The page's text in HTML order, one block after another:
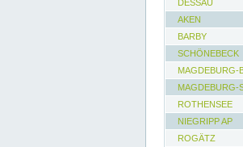
DESSAU
AKEN
BARBY
SCHÖNEBECK
MAGDEBURG-
MAGDEBURG-
ROTHENSEE
NIEGRIPP AP
ROGÄTZ